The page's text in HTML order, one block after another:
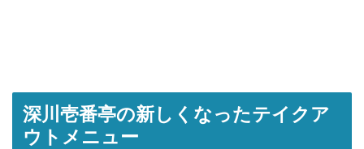
深川壱番亭の新しくなったテイクア
ウトメニュー